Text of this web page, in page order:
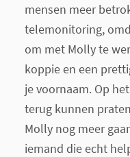
mensen meer
telemonitoring,
om met Molly te
koppie en een
je voornaam. Op
terug kunnen
Molly nog meer
iemand die echt